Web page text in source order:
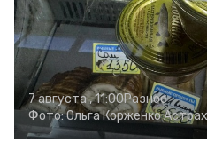
7 августа , 11:00Разное
Фото:Ольга Корженко